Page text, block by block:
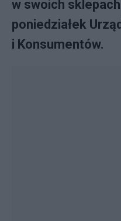
w swoich sklepach
poniedziałek
i Konsumentów.